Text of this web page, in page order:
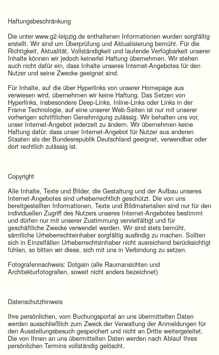
Haftungsbeschränkung
Die unter www.g2-leipzig.de enthaltenen Informationen wurden sorgfältig
erstellt. Wir sind um Überprüfung und Aktualisierung bemüht. Für die
Richtigkeit, Aktualität, Vollständigkeit und laufende Verfügbarkeit unserer
Inhalte können wir jedoch keinerlei Haftung übernehmen. Wir stehen
auch nicht dafür ein, dass Inhalte unseres Internet-Angebotes für den
Nutzer und seine Zwecke geeignet sind.
Für Inhalte, auf die über Hyperlinks von unserer Homepage aus
verwiesen wird, übernehmen wir keine Haftung. Das Setzen von
Hyperlinks, insbesondere Deep-Links, Inline-Links oder Links in der
Frame Technologie, auf eine unserer Web-Seiten ist nur mit unserer
vorherigen schriftlichen Genehmigung zulässig. Wir behalten uns vor,
unser Internet-Angebot jederzeit zu ändern. Wir übernehmen keine
Haftung dafür, dass unser Internet-Angebot für Nutzer aus anderen
Staaten als der Bundesrepublik Deutschland geeignet, verwendbar oder
dort rechtlich zulässig ist.
Copyright
Alle Inhalte, Texte und Bilder, die Gestaltung und der Aufbau unseres
Internet-Angebotes sind urheberrechtlich geschützt. Die von uns
bereitgestellten Informationen, Texte und Bildmaterialien sind nur für den
individuellen Zugriff des Nutzers unseres Internet-Angebotes bestimmt
und dürfen nur mit unserer Zustimmung vervielfältigt und für
geschäftliche Zwecke verwendet werden. Wir sind stets bemüht,
sämtliche Urheberrechteinhaber sorgfältig ausfindig zu machen. Sollten
sich in Einzelfällen Urheberrechtsinhaber nicht ausreichend berücksichtigt
fühlen, so bitten wir diese, sich mit uns in Verbindung zu setzen.
Fotografennachweis: Dotgain (alle Raumansichten und
Architekturfotografien, soweit nicht anders bezeichnet)
Datenschutzhinweis
Ihre persönlichen, vom Buchungsportal an uns übermittelten Daten
werden ausschließlich zum Zweck der Verwaltung der Anmeldungen für
den Ausstellungsbesuch gespeichert und nicht an Dritte weitergeleitet.
Die von Ihnen an uns übermittelten Daten werden nach Ablauf Ihres
persönlichen Termins vollständig gelöscht.